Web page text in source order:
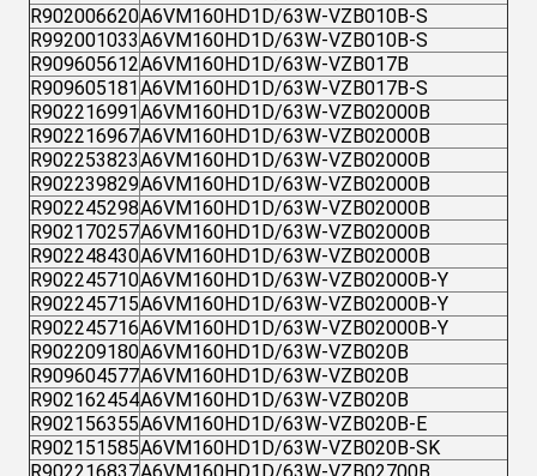
R902006620A6VM160HD1D/63W-VZB010B-S
R992001033A6VM160HD1D/63W-VZB010B-S
R909605612A6VM160HD1D/63W-VZB017B
R909605181A6VM160HD1D/63W-VZB017B-S
R902216991A6VM160HD1D/63W-VZB02000B
R902216967A6VM160HD1D/63W-VZB02000B
R902253823A6VM160HD1D/63W-VZB02000B
R902239829A6VM160HD1D/63W-VZB02000B
R902245298A6VM160HD1D/63W-VZB02000B
R902170257A6VM160HD1D/63W-VZB02000B
R902248430A6VM160HD1D/63W-VZB02000B
R902245710A6VM160HD1D/63W-VZB02000B-Y
R902245715A6VM160HD1D/63W-VZB02000B-Y
R902245716A6VM160HD1D/63W-VZB02000B-Y
R902209180A6VM160HD1D/63W-VZB020B
R909604577A6VM160HD1D/63W-VZB020B
R902162454A6VM160HD1D/63W-VZB020B
R902156355A6VM160HD1D/63W-VZB020B-E
R902151585A6VM160HD1D/63W-VZB020B-SK